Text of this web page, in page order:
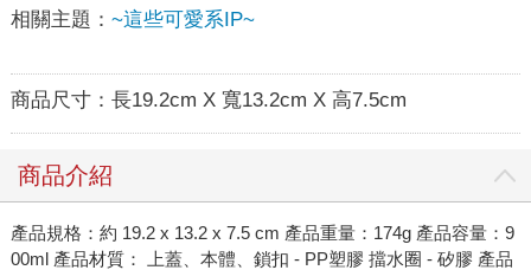
相關主題： ~這些可愛系IP~
商品尺寸： 長19.2cm X 寬13.2cm X 高7.5cm
商品介紹
產品規格：約 19.2 x 13.2 x 7.5 cm 產品重量：174g 產品容量：9
00ml 產品材質： 上蓋、本體、鎖扣 - PP塑膠 擋水圈 - 矽膠 產品